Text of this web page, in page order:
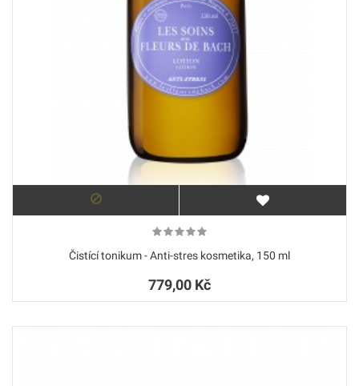
Čistící tonikum - Anti-stres kosmetika, 150 ml
779,00 Kč